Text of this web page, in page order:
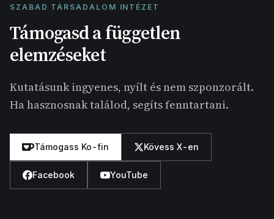
SZABAD TÁRSADALOM INTÉZET
Támogasd a független
elemzéseket
Kutatásunk ingyenes, nyílt és nem szponzorált.
Ha hasznosnak találod, segíts fenntartani.
Támogass Ko-fin Kövess X-en
Facebook YouTube